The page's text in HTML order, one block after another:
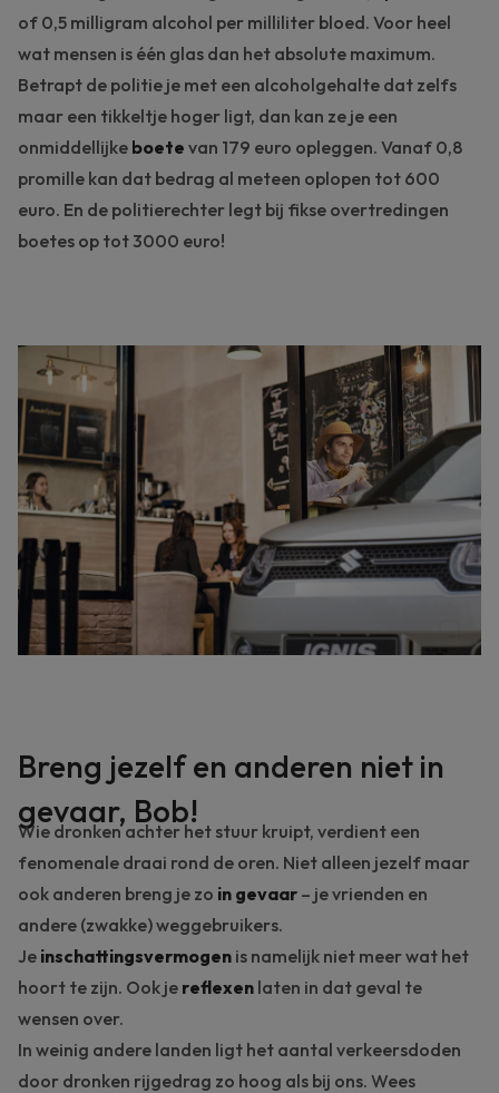
of 0,5 milligram alcohol per milliliter bloed. Voor heel
wat mensen is één glas dan het absolute maximum.
Betrapt de politie je met een alcoholgehalte dat zelfs
maar een tikkeltje hoger ligt, dan kan ze je een
onmiddellijke boete van 179 euro opleggen. Vanaf 0,8
promille kan dat bedrag al meteen oplopen tot 600
euro. En de politierechter legt bij fikse overtredingen
boetes op tot 3000 euro!
Breng jezelf en anderen niet in
gevaar, Bob!
Wie dronken achter het stuur kruipt, verdient een
fenomenale draai rond de oren. Niet alleen jezelf maar
ook anderen breng je zo in gevaar – je vrienden en
andere (zwakke) weggebruikers.
Je inschattingsvermogen is namelijk niet meer wat het
hoort te zijn. Ook je reflexen laten in dat geval te
wensen over.
In weinig andere landen ligt het aantal verkeersdoden
door dronken rijgedrag zo hoog als bij ons. Wees